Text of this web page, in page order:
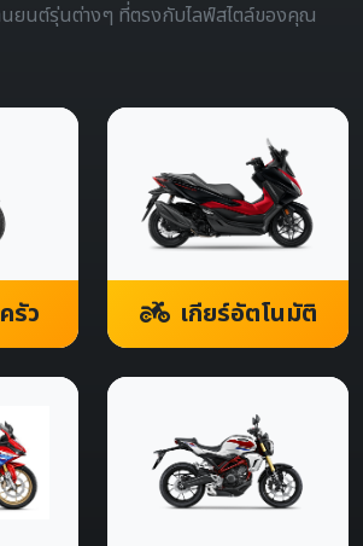
นยนต์รุ่นต่างๆ ที่ตรงกับไลฟ์สไตล์ของคุณ
รัว เกียร์อัตโนมัติ